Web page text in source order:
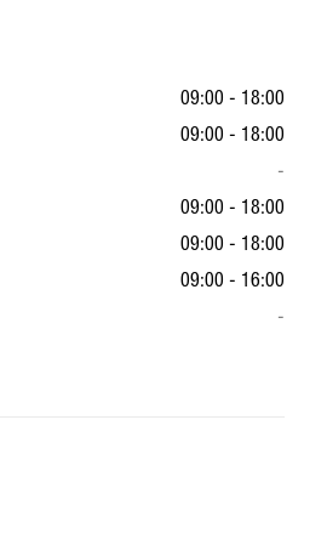
09:00 - 18:00
09:00 - 18:00
-
09:00 - 18:00
09:00 - 18:00
09:00 - 16:00
-